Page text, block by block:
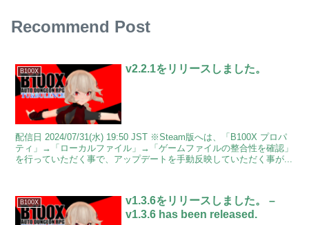
Recommend Post
B100X v2.2.1をリリースしました。
配信日 2024/07/31(水) 19:50 JST ※Steam版へは、「B100X プロパ
ティ」→「ローカルファイル」→「ゲームファイルの整合性を確認」
を行っていただく事で、アップデートを手動反映していただく事が...
B100X
v1.3.6をリリースしました。 –
v1.3.6 has been released.